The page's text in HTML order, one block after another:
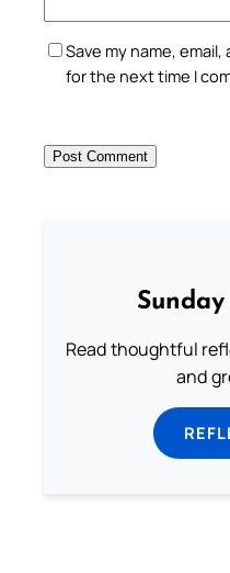
Save my name,
for the next time I
Read thoughtful
and